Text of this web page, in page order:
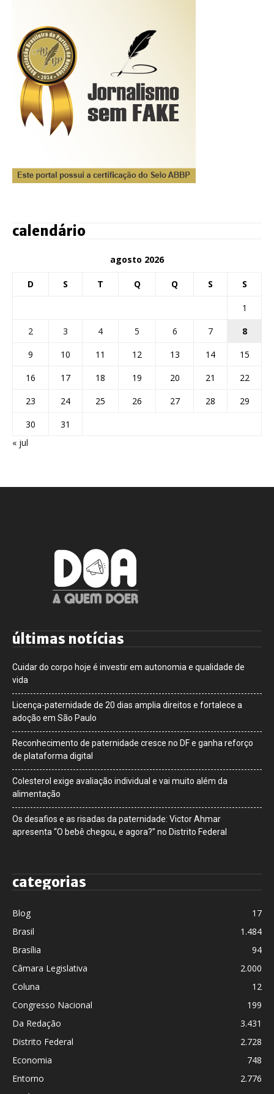
calendário
agosto 2026
D S T Q Q S S
1
2
3 4 5 6 7
8
9
10 11 12 13 14
15
16
17 18 19 20 21
22
23
24 25 26 27 28
29
30
31
« jul
últimas notícias
Cuidar do corpo hoje é investir em autonomia e qualidade de
vida
Licença-paternidade de 20 dias amplia direitos e fortalece a
adoção em São Paulo
Reconhecimento de paternidade cresce no DF e ganha reforço
de plataforma digital
Colesterol exige avaliação individual e vai muito além da
alimentação
Os desafios e as risadas da paternidade: Victor Ahmar
apresenta “O bebê chegou, e agora?” no Distrito Federal
categorias
Blog
17
Brasil
1.484
Brasília
94
Câmara Legislativa
2.000
Coluna
12
Congresso Nacional
199
Da Redação
3.431
Distrito Federal
2.728
Economia
748
Entorno
2.776